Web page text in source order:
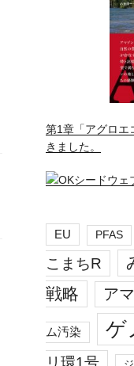
第1章「アグロエ
きました。
EU PFAS
こまちR
戦略
ア
ム汚染 ゲ
リ環1号